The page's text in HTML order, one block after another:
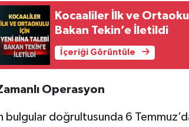
Kocaaliler İlk ve
Bakan Tekin’e İletildi
İçeriği Görüntüle
Operasyon
bulgular doğrultusunda 6